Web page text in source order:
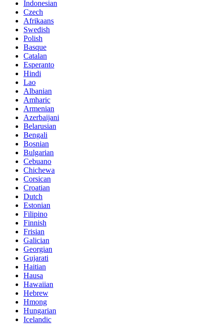
Indonesian
Czech
Afrikaans
Swedish
Polish
Basque
Catalan
Esperanto
Hindi
Lao
Albanian
Amharic
Armenian
Azerbaijani
Belarusian
Bengali
Bosnian
Bulgarian
Cebuano
Chichewa
Corsican
Croatian
Dutch
Estonian
Filipino
Finnish
Frisian
Galician
Georgian
Gujarati
Haitian
Hausa
Hawaiian
Hebrew
Hmong
Hungarian
Icelandic